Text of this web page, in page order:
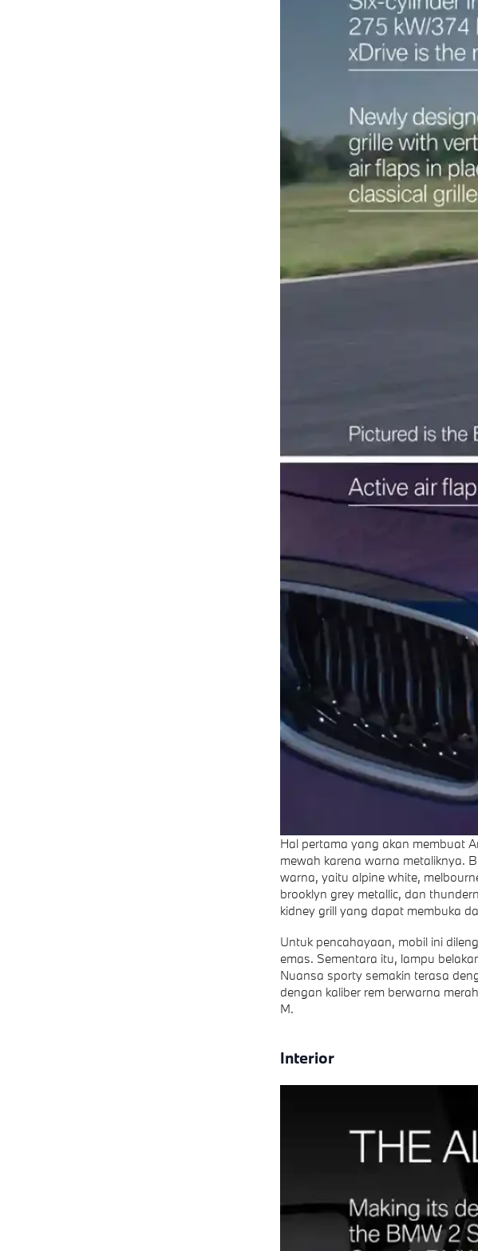
Hal pertama yang akan membuat
mewah karena warna metaliknya.
warna, yaitu alpine white,
brooklyn grey metallic, dan
kidney grill yang dapat membuka
Untuk pencahayaan, mobil ini
emas. Sementara itu, lampu
Nuansa sporty semakin terasa
dengan kaliber rem berwarna
M.
Interior